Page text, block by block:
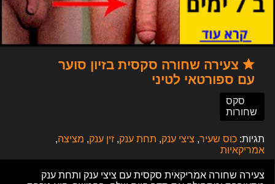
צעירה שחורה סקסית בזיון סוער
עם ספורטאי לטיני
סקס
שחורות
תגיות: כוס שעיר, ציצי ענק, תחת ענק, זין ענק, מציצה,
אמריקאיות
צעירה שחורה אמריקאית סקסית עם ציצי ענק ותחת ענק